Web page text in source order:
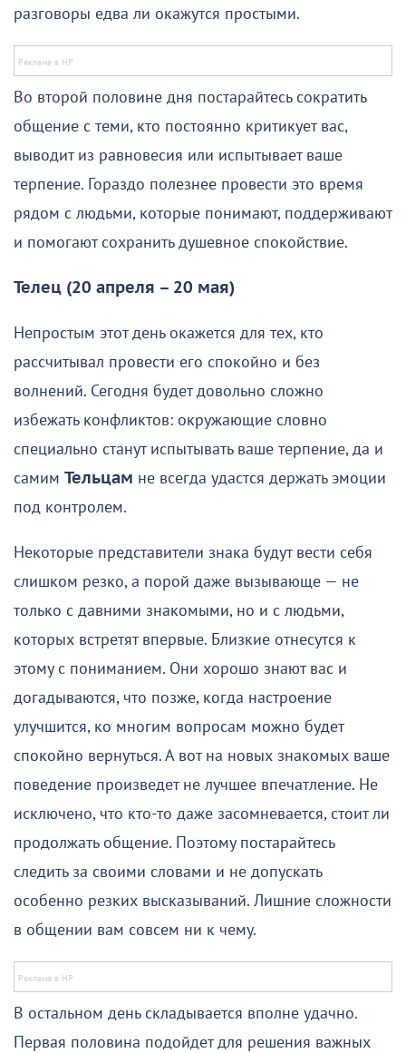
разговоры едва ли окажутся простыми.
Во второй половине дня постарайтесь сократить
общение с теми, кто постоянно критикует вас,
выводит из равновесия или испытывает ваше
терпение. Гораздо полезнее провести это время
рядом с людьми, которые понимают, поддерживают
и помогают сохранить душевное спокойствие.
Телец (20 апреля – 20 мая)
Непростым этот день окажется для тех, кто
рассчитывал провести его спокойно и без
волнений. Сегодня будет довольно сложно
избежать конфликтов: окружающие словно
специально станут испытывать ваше терпение, да и
самим Тельцам не всегда удастся держать эмоции
под контролем.
Некоторые представители знака будут вести себя
слишком резко, а порой даже вызывающе — не
только с давними знакомыми, но и с людьми,
которых встретят впервые. Близкие отнесутся к
этому с пониманием. Они хорошо знают вас и
догадываются, что позже, когда настроение
улучшится, ко многим вопросам можно будет
спокойно вернуться. А вот на новых знакомых ваше
поведение произведет не лучшее впечатление. Не
исключено, что кто-то даже засомневается, стоит ли
продолжать общение. Поэтому постарайтесь
следить за своими словами и не допускать
особенно резких высказываний. Лишние сложности
в общении вам совсем ни к чему.
В остальном день складывается вполне удачно.
Первая половина подойдет для решения важных